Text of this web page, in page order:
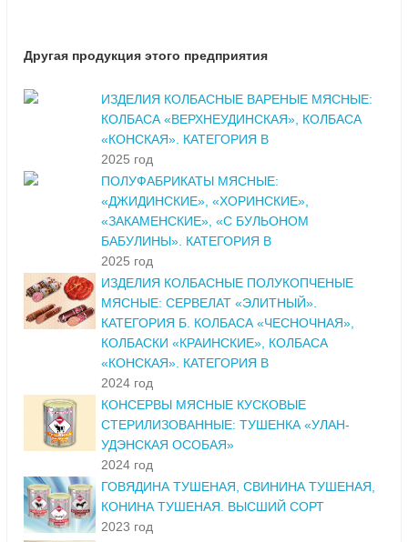
Другая продукция этого предприятия
ИЗДЕЛИЯ КОЛБАСНЫЕ ВАРЕНЫЕ МЯСНЫЕ:
КОЛБАСА «ВЕРХНЕУДИНСКАЯ», КОЛБАСА
«КОНСКАЯ». КАТЕГОРИЯ В
2025 год
ПОЛУФАБРИКАТЫ МЯСНЫЕ:
«ДЖИДИНСКИЕ», «ХОРИНСКИЕ»,
«ЗАКАМЕНСКИЕ», «С БУЛЬОНОМ
БАБУЛИНЫ». КАТЕГОРИЯ В
2025 год
ИЗДЕЛИЯ КОЛБАСНЫЕ ПОЛУКОПЧЕНЫЕ
МЯСНЫЕ: СЕРВЕЛАТ «ЭЛИТНЫЙ».
КАТЕГОРИЯ Б. КОЛБАСА «ЧЕСНОЧНАЯ»,
КОЛБАСКИ «КРАИНСКИЕ», КОЛБАСА
«КОНСКАЯ». КАТЕГОРИЯ В
2024 год
КОНСЕРВЫ МЯСНЫЕ КУСКОВЫЕ
СТЕРИЛИЗОВАННЫЕ: ТУШЕНКА «УЛАН-
УДЭНСКАЯ ОСОБАЯ»
2024 год
ГОВЯДИНА ТУШЕНАЯ, СВИНИНА ТУШЕНАЯ,
КОНИНА ТУШЕНАЯ. ВЫСШИЙ СОРТ
2023 год